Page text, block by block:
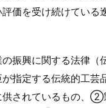
価を受け続けている
の振興に関する法律（
が指定する伝統的工
供されているもの、②